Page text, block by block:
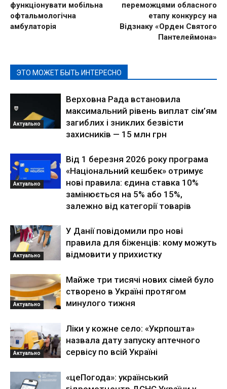
функціонувати мобільна
офтальмологічна
амбулаторія
переможцями обласного
етапу конкурсу на
Відзнаку «Орден Святого
Пантелеймона»
ЭТО МОЖЕТ БЫТЬ ИНТЕРЕСНО
Актуально
Верховна Рада встановила
максимальний рівень виплат сім’ям
загиблих і зниклих безвісти
захисників — 15 млн грн
Актуально
Від 1 березня 2026 року програма
«Національний кешбек» отримує
нові правила: єдина ставка 10%
замінюється на 5% або 15%,
залежно від категорії товарів
Актуально
У Данії повідомили про нові
правила для біженців: кому можуть
відмовити у прихистку
Актуально
Майже три тисячі нових сімей було
створено в Україні протягом
минулого тижня
Актуально
Ліки у кожне село: «Укрпошта»
назвала дату запуску аптечного
сервісу по всій Україні
«цеПогода»: український